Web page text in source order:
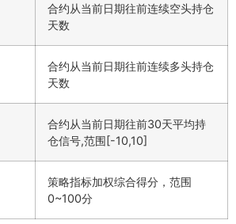
合约从当前日期往前连续空头持仓
天数
合约从当前日期往前连续多头持仓
天数
合约从当前日期往前30天平均持
仓信号,范围[-10,10]
策略指标加权综合得分，范围
0~100分